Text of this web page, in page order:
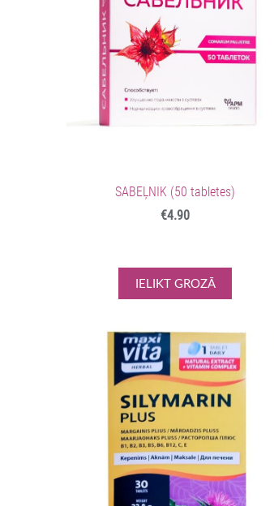
SABEĻNIK (50 tabletes)
€4.90
IELIKT GROZĀ